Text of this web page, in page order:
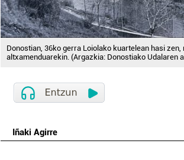
Donostian, 36ko gerra Loiolako kuartelean hasi
altxamenduarekin. (Argazkia: Donostiako Udalaren
Iñaki Agirre